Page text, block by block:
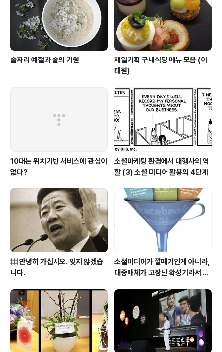
술자리 예절과 술의 기원
제일기획 구내식당 메뉴 모음 (이
태원)
10대는 위치기반 서비스에 관심이
없다?
소셜마케팅 환경에서 대행사의 역
할 (3) 소셜 미디어 활용의 4단계
▦ 안녕히 가십시오. 잊지 않겠습
니다.
소셜미디어가 깔때기인게 아니라,
대중매체가 고장난 확성기라서 문